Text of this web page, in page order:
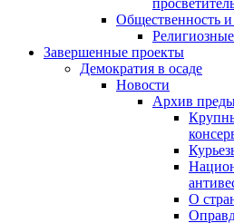
Общественность
Завершенные проекты
Демократия в осаде
Новости
Архив
О